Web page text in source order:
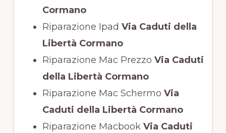
Cormano
Riparazione Ipad Via Caduti della
Libertà Cormano
Riparazione Mac Prezzo Via Caduti
della Libertà Cormano
Riparazione Mac Schermo Via
Caduti della Libertà Cormano
Riparazione MacbookVia Caduti